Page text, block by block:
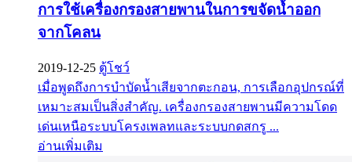
การใช้เครื่องกรองสายพานในการขจัดน้ำออก
จากโคลน
2019-12-25 ตู้โชว์
เมื่อพูดถึงการบำบัดน้ำเสียจากตะกอน, การเลือกอุปกรณ์ที่
เหมาะสมเป็นสิ่งสำคัญ. เครื่องกรองสายพานมีความโดด
เด่นเหนือระบบโครงเพลทและระบบกดสกรู ...
อ่านเพิ่มเติม